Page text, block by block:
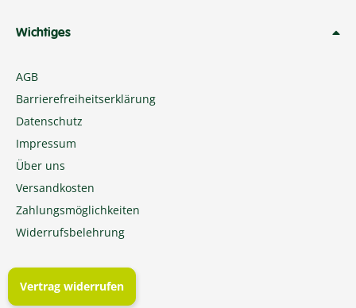
Wichtiges
AGB
Barrierefreiheitserklärung
Datenschutz
Impressum
Über uns
Versandkosten
Zahlungsmöglichkeiten
Widerrufsbelehrung
Vertrag widerrufen